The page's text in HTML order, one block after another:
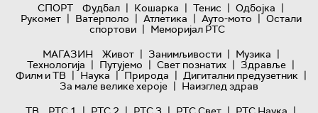
СПОРТ
Фудбал | Кошарка | Тенис | Одбојка |
Рукомет | Ватерполо | Атлетика | Ауто-мото | Остали
спортови | Меморијал РТС
МАГАЗИН
Живот | Занимљивости | Музика |
Технологијa | Путујемо | Свет познатих | Здравље |
Филм и ТВ | Наука | Природа | Дигитални предузетник |
За мале велике хероје | Наизглед здрав